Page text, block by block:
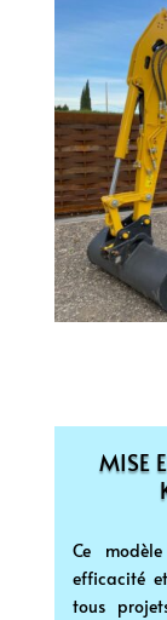
MISE
Ce
efficacité
tous